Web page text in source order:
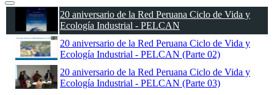
20 aniversario de la Red Peruana Ciclo de Vida y
Ecología Industrial - PELCAN
20 aniversario de la Red Peruana Ciclo de Vida y
Ecología Industrial - PELCAN (Parte 02)
20 aniversario de la Red Peruana Ciclo de Vida y
Ecología Industrial - PELCAN (Parte 03)